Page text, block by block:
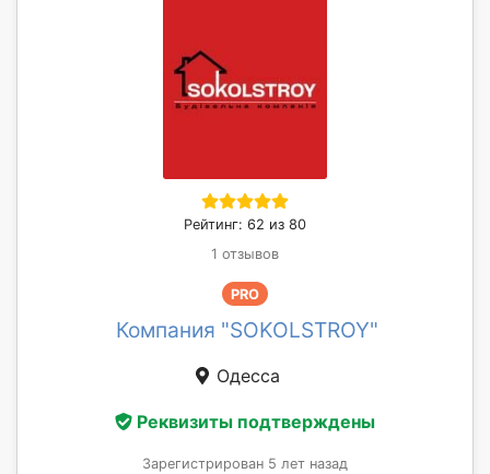
Рейтинг: 62 из 80
1 отзывов
PRO
Компания "SOKOLSTROY"
Одесса
Реквизиты подтверждены
Зарегистрирован 5 лет назад